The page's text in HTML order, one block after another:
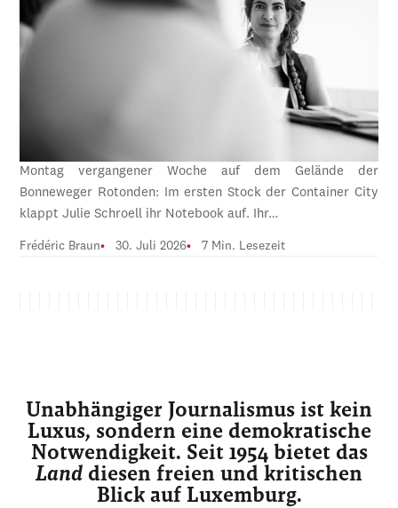
Montag vergangener Woche auf dem Gelände der
Bonneweger Rotonden: Im ersten Stock der Container City
klappt Julie Schroell ihr Notebook auf. Ihr…
Frédéric Braun 30. Juli 2026 7 Min. Lesezeit
Unabhängiger Journalismus ist kein
Luxus, sondern eine demokratische
Notwendigkeit. Seit 1954 bietet das
Land diesen freien und kritischen
Blick auf Luxemburg.